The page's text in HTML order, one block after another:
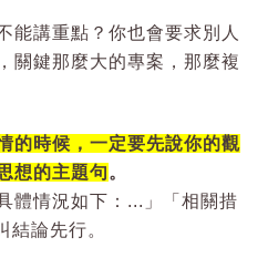
能講重點？你也會要求別人
關鍵那麼大的專案，那麼複
的時候，一定要先說你的觀
想的主題句。
體情況如下：...」「相關措
結論先行。